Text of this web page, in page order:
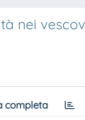
nei
completa